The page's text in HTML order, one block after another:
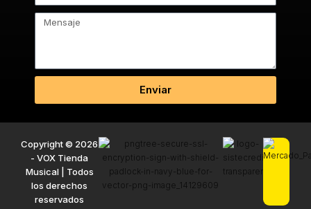
Enviar
Copyright © 2026
- VOX Tienda
Musical | Todos
los derechos
reservados